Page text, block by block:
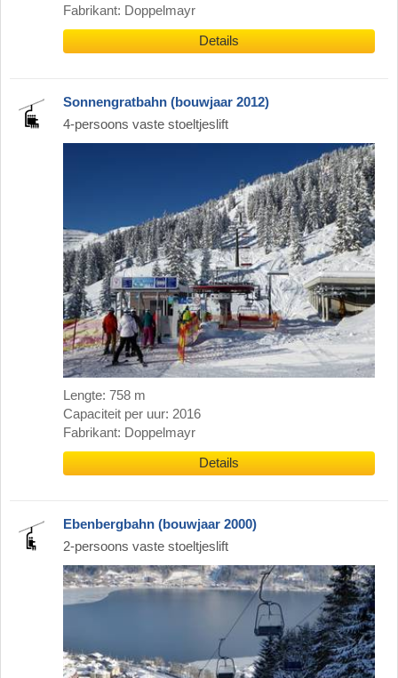
Fabrikant: Doppelmayr
Details
Sonnengratbahn (bouwjaar 2012)
4-persoons vaste stoeltjeslift
Lengte: 758 m
Capaciteit per uur: 2016
Fabrikant: Doppelmayr
Details
Ebenbergbahn (bouwjaar 2000)
2-persoons vaste stoeltjeslift